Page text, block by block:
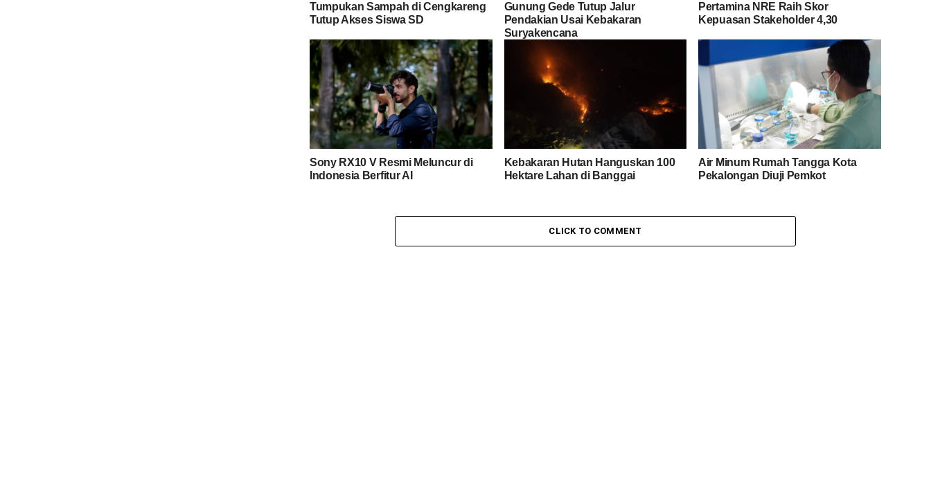
Tumpukan Sampah di Cengkareng
Tutup Akses Siswa SD
Gunung Gede Tutup Jalur
Pendakian Usai Kebakaran
Suryakencana
Pertamina NRE Raih Skor
Kepuasan Stakeholder 4,30
Sony RX10 V Resmi Meluncur di
Indonesia Berfitur AI
Kebakaran Hutan Hanguskan 100
Hektare Lahan di Banggai
Air Minum Rumah Tangga Kota
Pekalongan Diuji Pemkot
CLICK TO COMMENT